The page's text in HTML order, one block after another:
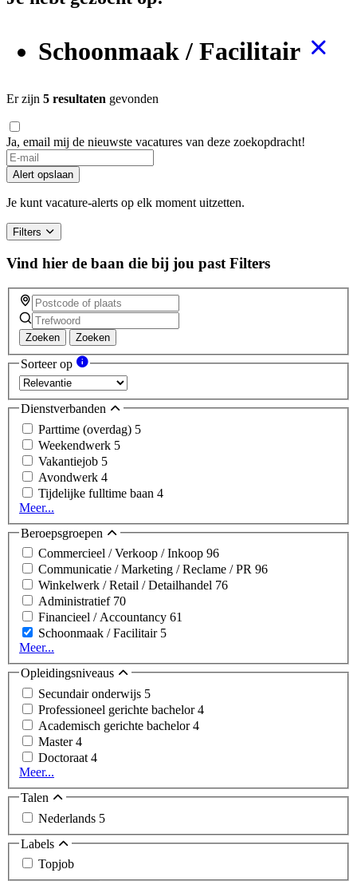
Schoonmaak / Facilitair
Er zijn 5 resultaten gevonden
Ja, email mij de nieuwste vacatures van deze zoekopdracht!
Alert opslaan
Je kunt vacature-alerts op elk moment uitzetten.
Filters
Vind hier de baan die bij jou past Filters
Zoeken Zoeken
Sorteer op
Dienstverbanden
Parttime (overdag) 5
Weekendwerk 5
Vakantiejob 5
Avondwerk 4
Tijdelijke fulltime baan 4
Meer...
Beroepsgroepen
Commercieel / Verkoop / Inkoop 96
Communicatie / Marketing / Reclame / PR 96
Winkelwerk / Retail / Detailhandel 76
Administratief 70
Financieel / Accountancy 61
Schoonmaak / Facilitair 5
Meer...
Opleidingsniveaus
Secundair onderwijs 5
Professioneel gerichte bachelor4
Academisch gerichte bachelor4
Master4
Doctoraat 4
Meer...
Talen
Nederlands 5
Labels
Topjob